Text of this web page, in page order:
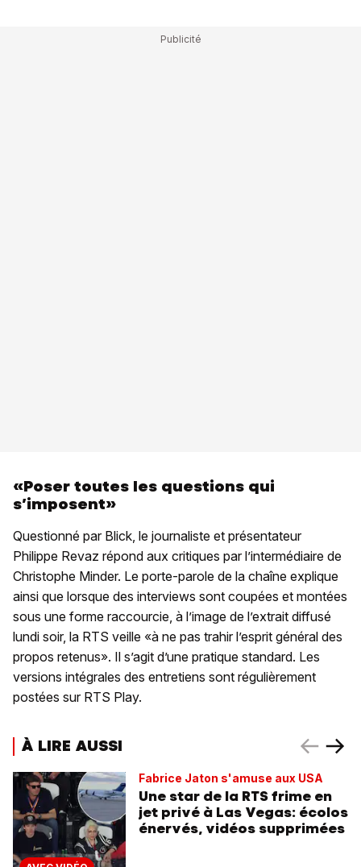
«Poser toutes les questions qui
s’imposent»
Questionné par Blick, le journaliste et présentateur
Philippe Revaz répond aux critiques par l’intermédiaire de
Christophe Minder. Le porte-parole de la chaîne explique
ainsi que lorsque des interviews sont coupées et montées
sous une forme raccourcie, à l’image de l’extrait diffusé
lundi soir, la RTS veille «à ne pas trahir l’esprit général des
propos retenus». Il s’agit d’une pratique standard. Les
versions intégrales des entretiens sont régulièrement
postées sur RTS Play.
À LIRE AUSSI
Fabrice Jaton s'amuse aux USA
Une star de la RTS frime en
jet privé à Las Vegas: écolos
énervés, vidéos supprimées